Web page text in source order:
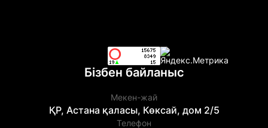
Бізбен байланыс
Мекен-жай
ҚР, Астана қаласы, Көксай, дом 2/5
Телефон